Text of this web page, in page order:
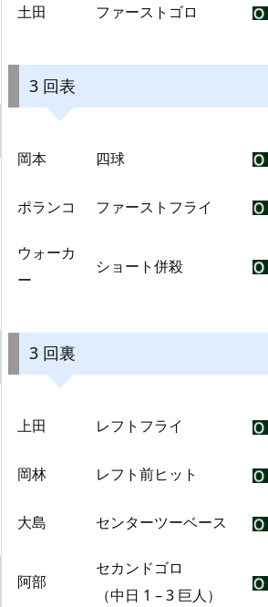
土田 ファーストゴロ
3 回表
岡本 四球
ポランコ ファーストフライ
ウォーカ
ー
ショート併殺
3 回裏
上田 レフトフライ
岡林 レフト前ヒット
大島 センターツーベース
阿部
セカンドゴロ
（中日 1 – 3 巨人）